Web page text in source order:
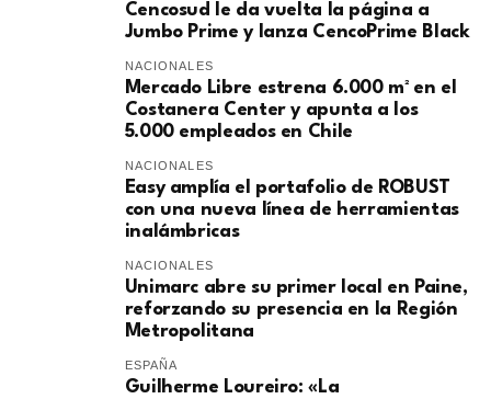
Cencosud le da vuelta la página a
Jumbo Prime y lanza CencoPrime Black
NACIONALES
Mercado Libre estrena 6.000 m² en el
Costanera Center y apunta a los
5.000 empleados en Chile
NACIONALES
Easy amplía el portafolio de ROBUST
con una nueva línea de herramientas
inalámbricas
NACIONALES
Unimarc abre su primer local en Paine,
reforzando su presencia en la Región
Metropolitana
ESPAÑA
Guilherme Loureiro: «La